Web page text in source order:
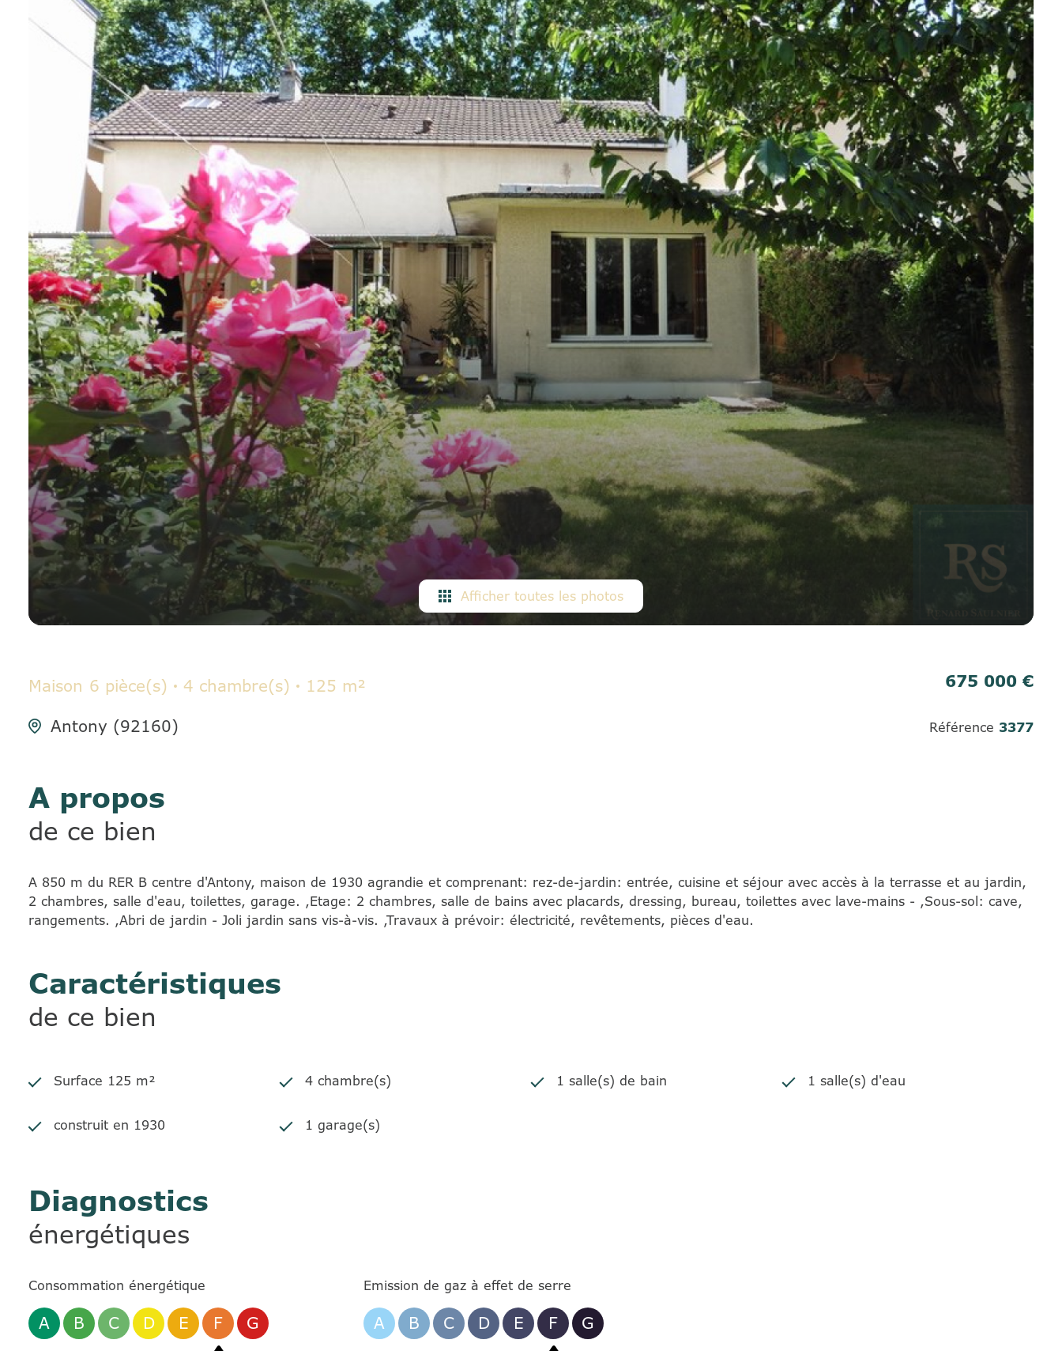
E-MAIL
CONTACT
Afficher toutes les photos
Maison 6 pièce(s) 4 chambre(s)
125 m²
Antony (92160)
675 000 €
Référence 3377
A propos
de ce bien
A 850 m du RER B centre d'Antony, maison de 1930 agrandie et comprenant: rez-de-jardin: entrée, cuisine et séjour avec accès à la terrasse et au jardin,
2 chambres, salle d'eau, toilettes, garage. ,Etage: 2 chambres, salle de bains avec placards, dressing, bureau, toilettes avec lave-mains - ,Sous-sol: cave,
rangements. ,Abri de jardin - Joli jardin sans vis-à-vis. ,Travaux à prévoir: électricité, revêtements, pièces d'eau.
Caractéristiques
de ce bien
Surface 125 m² 4 chambre(s) 1 salle(s) de bain 1 salle(s) d'eau
construit en 1930 1 garage(s)
Diagnostics
énergétiques
Consommation énergétique
A B C D E F G
Emission de gaz à effet de serre
A B C D E F G